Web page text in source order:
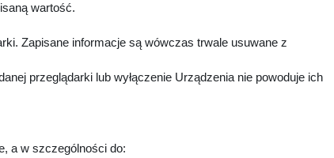
wartość.
Zapisane informacje są wówczas trwale usuwane z
przeglądarki lub wyłączenie Urządzenia nie powoduje ich
a w szczególności do: